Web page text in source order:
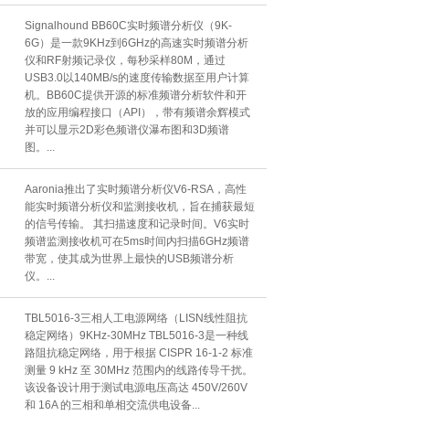
Signalhound BB60C实时频谱分析仪（9K-
6G）是一款9KHz到6GHz的高速实时频谱分析
仪和RF射频记录仪，每秒采样80M，通过
USB3.0以140MB/s的速度传输数据至用户计算
机。BB60C提供开源的标准频谱分析软件和开
放的应用编程接口（API），带有频谱余辉模式
并可以显示2D彩色频谱仪瀑布图和3D频谱
图。...
Aaronia推出了实时频谱分析仪V6-RSA，高性
能实时频谱分析仪和监测接收机，旨在捕获最短
的信号传输。 其扫描速度和记录时间。V6实时
频谱监测接收机可在5ms时间内扫描6GHz频谱
带宽，使其成为世界上最快的USB频谱分析
仪。...
TBL5016-3三相人工电源网络（LISN线性阻抗
稳定网络）9KHz-30MHz TBL5016-3是一种线
路阻抗稳定网络，用于根据 CISPR 16-1-2 标准
测量 9 kHz 至 30MHz 范围内的线路传导干扰。
该设备设计用于测试电源电压高达 450V/260V
和 16A 的三相和单相交流供电设备...